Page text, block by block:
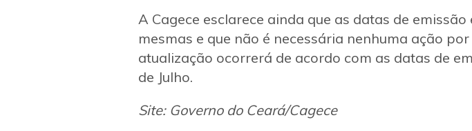
A Cagece esclarece ainda que as datas de
mesmas e que não é necessária nenhuma ação
atualização ocorrerá de acordo com as datas de
de Julho.
Site: Governo do Ceará/Cagece